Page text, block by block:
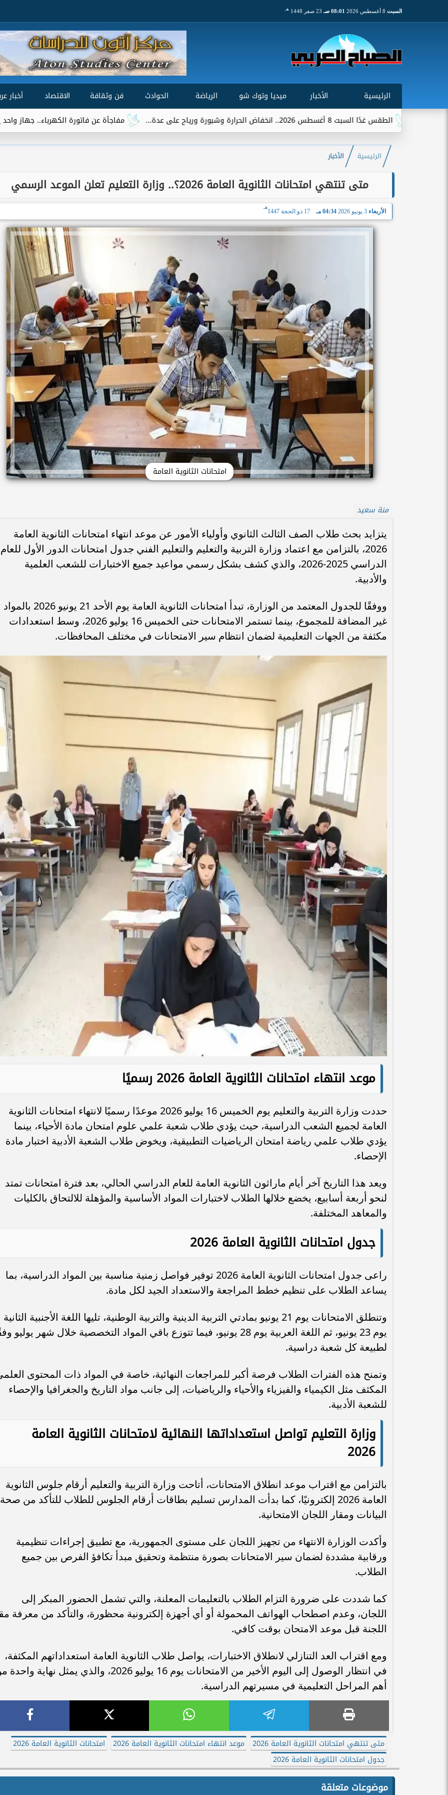
السبت 08:01 صـ 23 صفر 1448 هـ
الرئيسية الأخبار ميديا وتوك شو الرياضة الحوادث فن وثقافة الاقتصاد
أخبار
مفاجأة عن فاتورة الكهرباء.. جهاز واحد يتصدر قائمة
السبت 8 أغسطس 2026.. انخفاض الحرارة وشبورة ورياح على عدة...
الرئيسية الأخبار
متى تنتهي امتحانات الثانوية العامة 2026؟.. وزارة التعليم تعلن الموعد الرسمي
الأربعاء 3 يونيو 2026 04:34 مـ 17 ذو الحجة 1447
هـ
امتحانات الثانوية العامة
منة سعيد
يتزايد بحث طلاب الصف الثالث الثانوي وأولياء الأمور عن موعد انتهاء امتحانات الثانوية العامة
2026، بالتزامن مع اعتماد وزارة التربية والتعليم والتعليم الفني جدول امتحانات الدور الأول للعام
الدراسي 2025-2026، والذي كشف بشكل رسمي مواعيد جميع الاختبارات للشعب العلمية
والأدبية.
ووفقًا للجدول المعتمد من الوزارة، تبدأ امتحانات الثانوية العامة يوم الأحد 21 يونيو 2026 بالمواد
غير المضافة للمجموع، بينما تستمر الامتحانات حتى الخميس 16 يوليو 2026، وسط استعدادات
مكثفة من الجهات التعليمية لضمان انتظام سير الامتحانات في مختلف المحافظات.
موعد انتهاء امتحانات الثانوية العامة 2026 رسميًا
حددت وزارة التربية والتعليم يوم الخميس 16 يوليو 2026 موعدًا رسميًا لانتهاء امتحانات الثانوية
العامة لجميع الشعب الدراسية، حيث يؤدي طلاب شعبة علمي علوم امتحان مادة الأحياء، بينما
يؤدي طلاب علمي رياضة امتحان الرياضيات التطبيقية، ويخوض طلاب الشعبة الأدبية اختبار مادة
الإحصاء.
ويعد هذا التاريخ آخر أيام ماراثون الثانوية العامة للعام الدراسي الحالي، بعد فترة امتحانات تمتد
لنحو أربعة أسابيع، يخضع خلالها الطلاب لاختبارات المواد الأساسية والمؤهلة للالتحاق بالكليات
والمعاهد المختلفة.
جدول امتحانات الثانوية العامة 2026
راعى جدول امتحانات الثانوية العامة 2026 توفير فواصل زمنية مناسبة بين المواد الدراسية، بما
يساعد الطلاب على تنظيم خطط المراجعة والاستعداد الجيد لكل مادة.
وتنطلق الامتحانات يوم 21 يونيو بمادتي التربية الدينية والتربية الوطنية، تليها اللغة الأجنبية الثانية
يوم 23 يونيو، ثم اللغة العربية يوم 28 يونيو، فيما تتوزع باقي المواد التخصصية خلال شهر يوليو
لطبيعة كل شعبة دراسية.
وتمنح هذه الفترات الطلاب فرصة أكبر للمراجعات النهائية، خاصة في المواد ذات المحتوى
المكثف مثل الكيمياء والفيزياء والأحياء والرياضيات، إلى جانب مواد التاريخ والجغرافيا والإحصاء
للشعبة الأدبية.
وزارة التعليم تواصل استعداداتها النهائية لامتحانات الثانوية العامة
2026
بالتزامن مع اقتراب موعد انطلاق الامتحانات، أتاحت وزارة التربية والتعليم أرقام جلوس الثانوية
العامة 2026 إلكترونيًا، كما بدأت المدارس تسليم بطاقات أرقام الجلوس للطلاب للتأكد من صحة
البيانات ومقار اللجان الامتحانية.
وأكدت الوزارة الانتهاء من تجهيز اللجان على مستوى الجمهورية، مع تطبيق إجراءات تنظيمية
ورقابية مشددة لضمان سير الامتحانات بصورة منتظمة وتحقيق مبدأ تكافؤ الفرص بين جميع
الطلاب.
كما شددت على ضرورة التزام الطلاب بالتعليمات المعلنة، والتي تشمل الحضور المبكر إلى
اللجان، وعدم اصطحاب الهواتف المحمولة أو أي أجهزة إلكترونية محظورة، والتأكد من معرفة
اللجنة قبل موعد الامتحان بوقت كافي.
ومع اقتراب العد التنازلي لانطلاق الاختبارات، يواصل طلاب الثانوية العامة استعداداتهم المكثفة،
في انتظار الوصول إلى اليوم الأخير من الامتحانات يوم 16 يوليو 2026، والذي يمثل نهاية
أهم المراحل التعليمية في مسيرتهم الدراسية.
متى تنتهي امتحانات الثانوية العامة 2026 موعد انتهاء امتحانات الثانوية العامة 2026
امتحانات الثانوية العامة 2026
جدول امتحانات الثانوية العامة 2026
موضوعات متعلقة